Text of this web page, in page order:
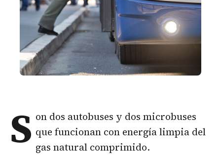
S on dos autobuses y dos microbuses
que funcionan con energía limpia del
gas natural comprimido.